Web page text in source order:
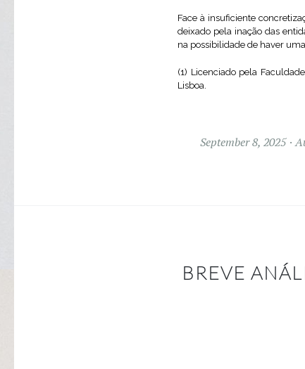
Face à insuficiente
deixado pela inação das
na possibilidade de haver
(1) Licenciado pela
Lisboa.
September 8, 2025
BREVE